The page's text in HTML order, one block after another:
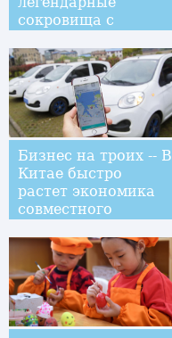
сокровища с
Бизнес на троих -- В
Китае быстро
растет экономика
совместного